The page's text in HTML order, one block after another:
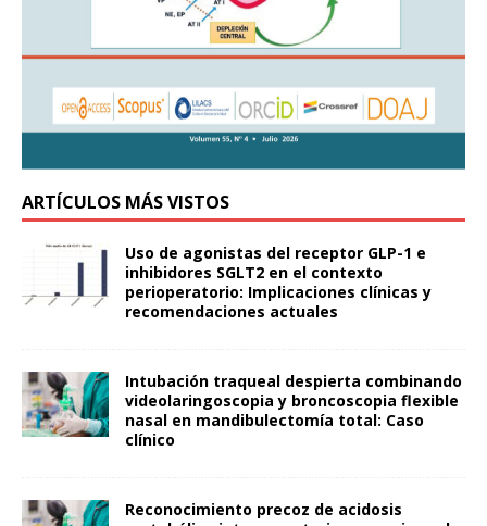
ARTÍCULOS MÁS VISTOS
Uso de agonistas del receptor GLP-1 e
inhibidores SGLT2 en el contexto
perioperatorio: Implicaciones clínicas y
recomendaciones actuales
Intubación traqueal despierta combinando
videolaringoscopia y broncoscopia flexible
nasal en mandibulectomía total: Caso
clínico
Reconocimiento precoz de acidosis